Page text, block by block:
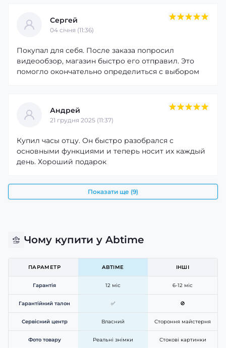
Стильний помічник на кожен день
Поєднання сучасного дизайну, практичності та
універсальним вибором для роботи, спорту та
активного відпочинку. Це не лише стильний аксесуар,
Сергей
04 cічня (11:36)
Покупал для себя. После заказа попросил
видеообзор, магазин быстро его отправил. Это
помогло окончательно определиться с выбором
Андрей
21 грудня 2025 (11:37)
Купил часы отцу. Он быстро разобрался с
основными функциями и теперь носит их каждый
день. Хороший подарок
Показати ще (9)
Чому купити у Abtime
ПАРАМЕТР ABTIME ІНШІ
Гарантія 12 міс 6-12 міс
Гарантійний талон ✅ 🚫
Сервісний центр Власний Стороння майстерня
Фото товару Реальні знімки Стокові картинки